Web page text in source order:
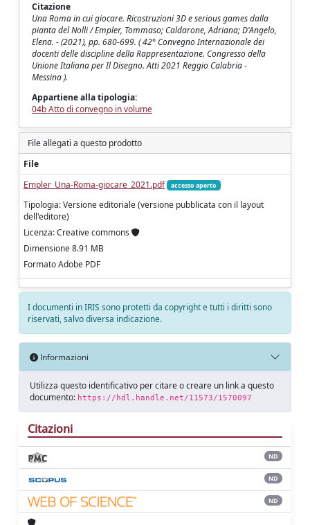
Citazione
Una Roma in cui giocare. Ricostruzioni 3D e serious games dalla
pianta del Nolli / Empler, Tommaso; Caldarone, Adriana; D'Angelo,
Elena. - (2021), pp. 680-699. ( 42° Convegno Internazionale dei
docenti delle discipline della Rappresentazione. Congresso della
Unione Italiana per Il Disegno. Atti 2021 Reggio Calabria -
Messina ).
Appartiene alla tipologia:
04b Atto di convegno in volume
File allegati a questo prodotto
File
Empler_Una-Roma-giocare_2021.pdf
accesso aperto
Tipologia: Versione editoriale (versione pubblicata con il layout
dell'editore)
Licenza: Creative commons
Dimensione 8.91 MB
Formato Adobe PDF
I documenti in IRIS sono protetti da copyright e tutti i diritti sono
riservati, salvo diversa indicazione.
Informazioni
Utilizza questo identificativo per citare o creare un link a questo
documento: https://hdl.handle.net/11573/1570097
Citazioni
ND
ND
ND